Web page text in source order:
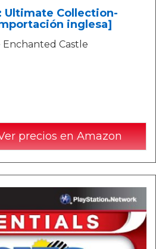
Ultimate Collection-
inglesa]
Castle
precios en Amazon